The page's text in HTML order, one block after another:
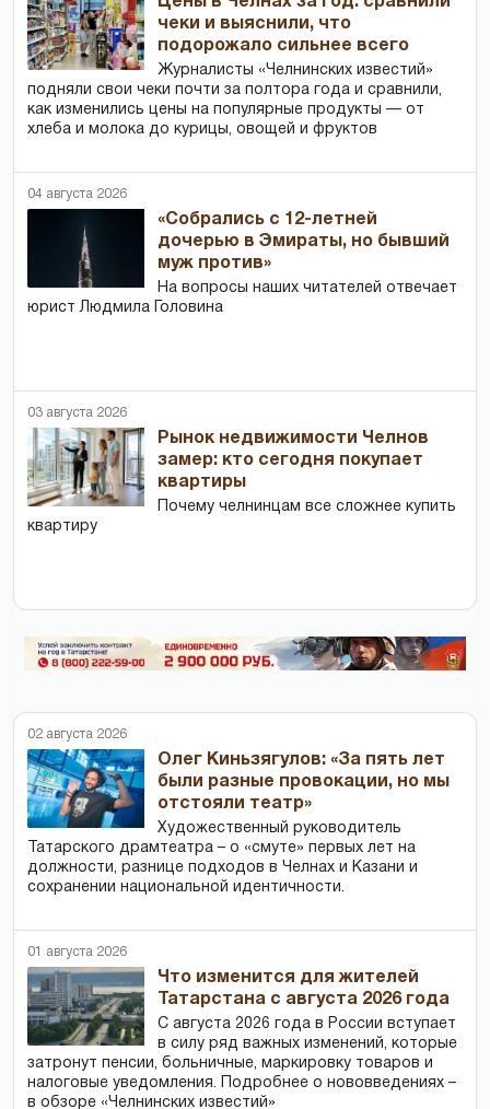
чеки и выяснили, что
подорожало сильнее всего
Журналисты «Челнинских известий»
подняли свои чеки почти за полтора года и сравнили,
как изменились цены на популярные продукты — от
хлеба и молока до курицы, овощей и фруктов
04 августа 2026
«Собрались с 12-летней
дочерью в Эмираты, но бывший
муж против»
На вопросы наших читателей отвечает
юрист Людмила Головина
03 августа 2026
Рынок недвижимости Челнов
замер: кто сегодня покупает
квартиры
Почему челнинцам все сложнее купить
квартиру
02 августа 2026
Олег Киньзягулов: «За пять лет
были разные провокации, но мы
отстояли театр»
Художественный руководитель
Татарского драмтеатра – о «смуте» первых лет на
должности, разнице подходов в Челнах и Казани и
сохранении национальной идентичности.
01 августа 2026
Что изменится для жителей
Татарстана с августа 2026 года
С августа 2026 года в России вступает
в силу ряд важных изменений, которые
затронут пенсии, больничные, маркировку товаров и
налоговые уведомления. Подробнее о нововведениях –
в обзоре «Челнинских известий»